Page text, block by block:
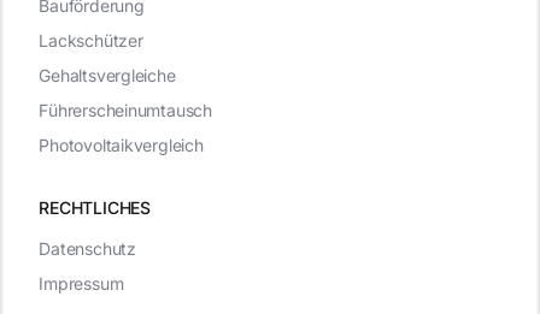
RECHTLICHES
Datenschutz
Impressum
Bauförderung
Lackschützer
Gehaltsvergleiche
Führerscheinumtausch
Photovoltaikvergleich